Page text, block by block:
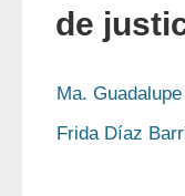
de
Ma.
Frida Díaz